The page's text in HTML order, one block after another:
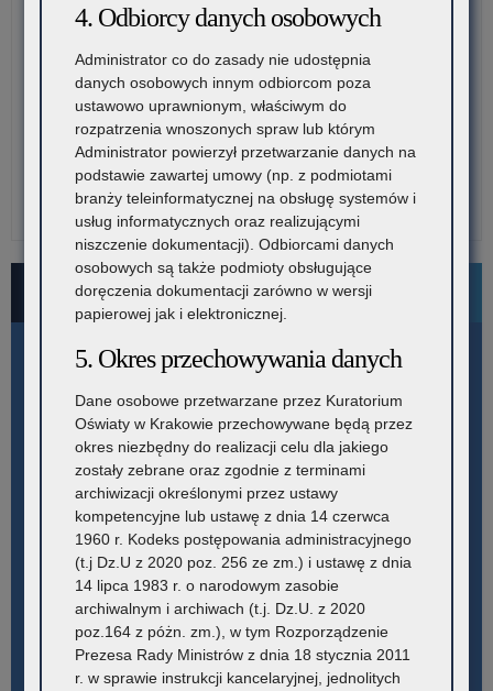
Bezpłatne numery pomocowe
4. Odbiorcy danych osobowych
Administrator co do zasady nie udostępnia
danych osobowych innym odbiorcom poza
ustawowo uprawnionym, właściwym do
rozpatrzenia wnoszonych spraw lub którym
Administrator powierzył przetwarzanie danych na
podstawie zawartej umowy (np. z podmiotami
branży teleinformatycznej na obsługę systemów i
usług informatycznych oraz realizującymi
niszczenie dokumentacji). Odbiorcami danych
osobowych są także podmioty obsługujące
doręczenia dokumentacji zarówno w wersji
papierowej jak i elektronicznej.
5. Okres przechowywania danych
Dane osobowe przetwarzane przez Kuratorium
Oświaty w Krakowie przechowywane będą przez
okres niezbędny do realizacji celu dla jakiego
zostały zebrane oraz zgodnie z terminami
archiwizacji określonymi przez ustawy
kompetencyjne lub ustawę z dnia 14 czerwca
1960 r. Kodeks postępowania administracyjnego
(t.j Dz.U z 2020 poz. 256 ze zm.) i ustawę z dnia
14 lipca 1983 r. o narodowym zasobie
archiwalnym i archiwach (t.j. Dz.U. z 2020
poz.164 z póżn. zm.), w tym Rozporządzenie
Prezesa Rady Ministrów z dnia 18 stycznia 2011
r. w sprawie instrukcji kancelaryjnej, jednolitych